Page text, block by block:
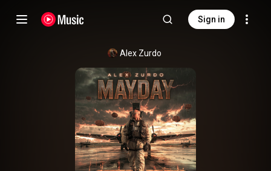
Sign in
Alex Zurdo